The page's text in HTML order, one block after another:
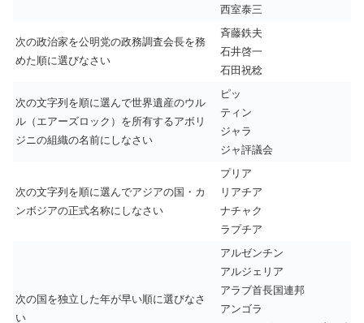
西室泰三
次の政治家を公明党の政務調査会長を務
めた順に選びなさい
斉藤鉄夫
石井啓一
石田祝稔
次の文字列を順に選んで世界遺産のウル
ル（エアーズロック）を所有するアボリ
ジニの組織の名前にしなさい
ピッ
ティン
ジャラ
ジャ評議会
次の文字列を順に選んでアジアの国・カ
ンボジアの正式名称にしなさい
プリア
リアチア
ナチャク
ラプチア
次の国を独立した年が早い順に選びなさ
い
アルゼンチン
アルジェリア
アラブ首長国連邦
アンゴラ